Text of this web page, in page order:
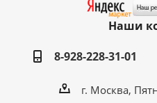
Наши
8-928-228-31-01
г. Москва,